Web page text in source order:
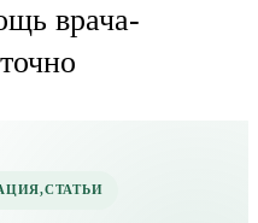
врача-
,СТАТЬИ